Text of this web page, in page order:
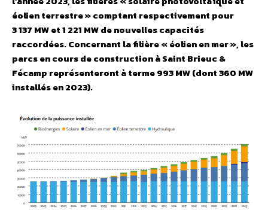
éolien terrestre » comptant respectivement pour
3 137 MW et 1 221 MW de nouvelles capacités
raccordées. Concernant la filière « éolien en mer », les
parcs en cours de construction à Saint Brieuc &
Fécamp représenteront à terme 993 MW (dont 360 MW
installés en 2023).